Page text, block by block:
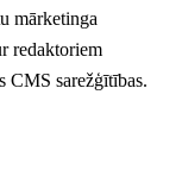
mārketinga
redaktoriem
CMS sarežģītības.